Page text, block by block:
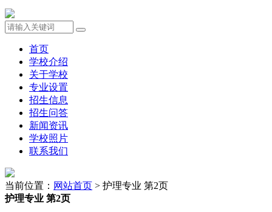
首页
学校介绍
关于学校
专业设置
招生信息
招生问答
新闻资讯
学校照片
联系我们
当前位置： 网站首页 > 护理专业 第2页
护理专业 第2页